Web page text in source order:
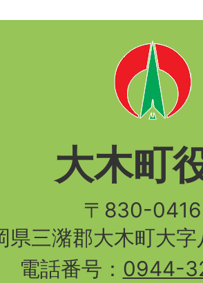
大木町
〒830-
県三潴郡大木町大
電話番号： 0944-